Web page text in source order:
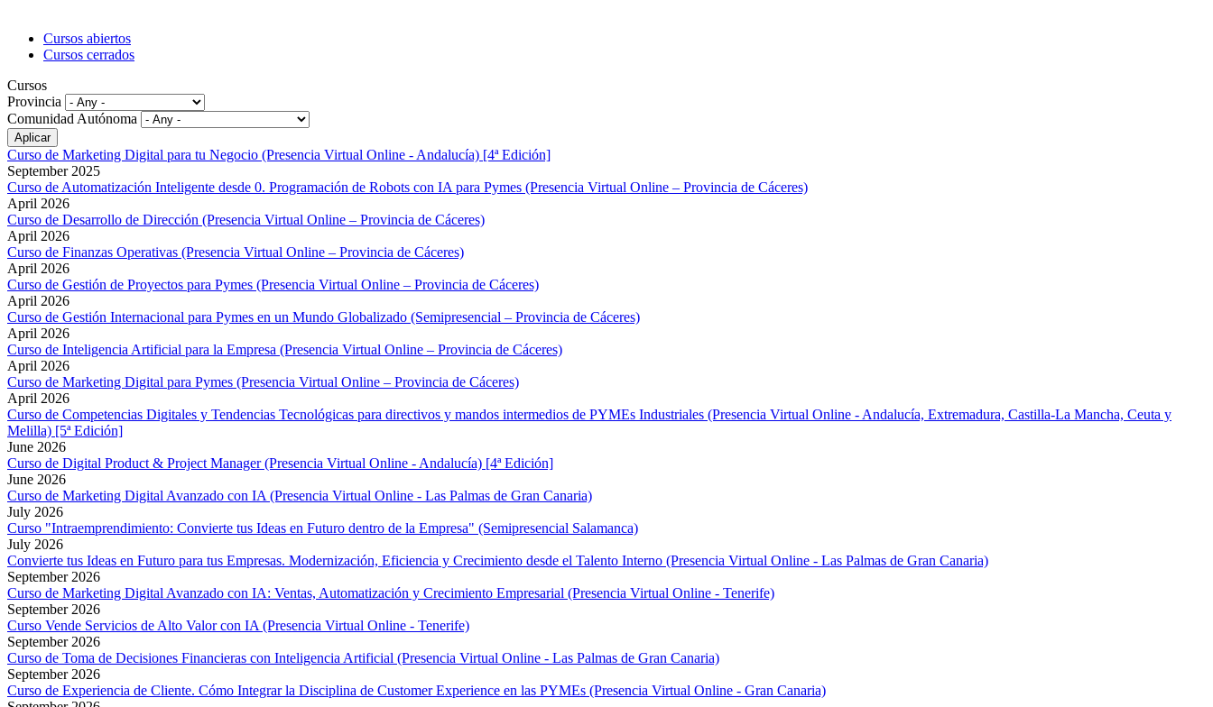
Cursos abiertos
Cursos cerrados
Cursos
Provincia
Comunidad Autónoma
Curso de Marketing Digital para tu Negocio (Presencia Virtual Online - Andalucía) [4ª Edición]
September 2025
Curso de Automatización Inteligente desde 0. Programación de Robots con IA para Pymes (Presencia Virtual Online – Provincia de Cáceres)
April 2026
Curso de Desarrollo de Dirección (Presencia Virtual Online – Provincia de Cáceres)
April 2026
Curso de Finanzas Operativas (Presencia Virtual Online – Provincia de Cáceres)
April 2026
Curso de Gestión de Proyectos para Pymes (Presencia Virtual Online – Provincia de Cáceres)
April 2026
Curso de Gestión Internacional para Pymes en un Mundo Globalizado (Semipresencial – Provincia de Cáceres)
April 2026
Curso de Inteligencia Artificial para la Empresa (Presencia Virtual Online – Provincia de Cáceres)
April 2026
Curso de Marketing Digital para Pymes (Presencia Virtual Online – Provincia de Cáceres)
April 2026
Curso de Competencias Digitales y Tendencias Tecnológicas para directivos y mandos intermedios de PYMEs Industriales (Presencia Virtual Online - Andalucía, Extremadura, Castilla-La Mancha, Ceuta y
Melilla) [5ª Edición]
June 2026
Curso de Digital Product & Project Manager (Presencia Virtual Online - Andalucía) [4ª Edición]
June 2026
Curso de Marketing Digital Avanzado con IA (Presencia Virtual Online - Las Palmas de Gran Canaria)
July 2026
Curso "Intraemprendimiento: Convierte tus Ideas en Futuro dentro de la Empresa" (Semipresencial Salamanca)
July 2026
Convierte tus Ideas en Futuro para tus Empresas. Modernización, Eficiencia y Crecimiento desde el Talento Interno (Presencia Virtual Online - Las Palmas de Gran Canaria)
September 2026
Curso de Marketing Digital Avanzado con IA: Ventas, Automatización y Crecimiento Empresarial (Presencia Virtual Online - Tenerife)
September 2026
Curso Vende Servicios de Alto Valor con IA (Presencia Virtual Online - Tenerife)
September 2026
Curso de Toma de Decisiones Financieras con Inteligencia Artificial (Presencia Virtual Online - Las Palmas de Gran Canaria)
September 2026
Curso de Experiencia de Cliente. Cómo Integrar la Disciplina de Customer Experience en las PYMEs (Presencia Virtual Online - Gran Canaria)